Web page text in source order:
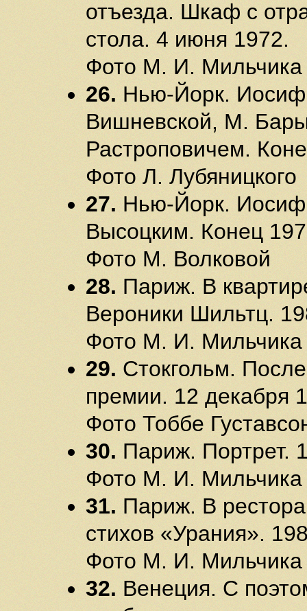
отъезда. Шкаф с
стола. 4 июня 1972.
Фото М. И. Мильчика
26. Нью-Йорк. Иосиф
Вишневской, М.
Растроповичем.
Фото Л. Лубяницкого
27. Нью-Йорк.
Высоцким. Конец
Фото М. Волковой
28. Париж. В
Вероники Шильтц.
Фото М. И. Мильчика
29. Стокгольм.
премии. 12 декабря
Фото Тоббе
30. Париж. Портрет.
Фото М. И. Мильчика
31. Париж. В
стихов «Урания».
Фото М. И. Мильчика
32. Венеция. С